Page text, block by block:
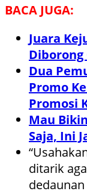
BACA JUGA:
Juara
Diborong
Dua
Promo
Promosi
Mau
Saja, Ini
ditarik